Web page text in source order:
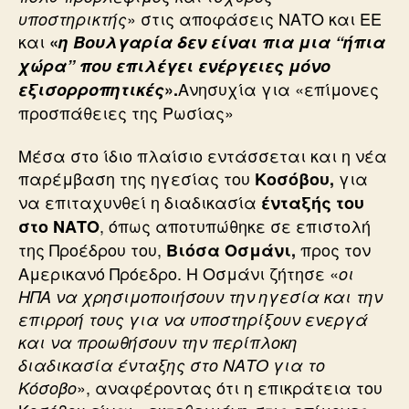
υποστηρικτής» στις αποφάσεις ΝΑΤΟ και ΕΕ
και «η Βουλγαρία δεν είναι πια μια “ήπια
χώρα” που επιλέγει ενέργειες μόνο
εξισορροπητικές».Ανησυχία για «επίμονες
προσπάθειες της Ρωσίας»
Μέσα στο ίδιο πλαίσιο εντάσσεται και η νέα
παρέμβαση της ηγεσίας του Κοσόβου, για
να επιταχυνθεί η διαδικασία ένταξής του
στο ΝΑΤΟ, όπως αποτυπώθηκε σε επιστολή
της Προέδρου του, Βιόσα Οσμάνι, προς τον
Αμερικανό Πρόεδρο. Η Οσμάνι ζήτησε «οι
ΗΠΑ να χρησιμοποιήσουν την ηγεσία και την
επιρροή τους για να υποστηρίξουν ενεργά
και να προωθήσουν την περίπλοκη
διαδικασία ένταξης στο ΝΑΤΟ για το
Κόσοβο», αναφέροντας ότι η επικράτεια του